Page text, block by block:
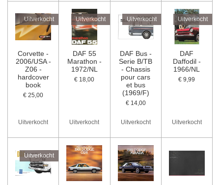
Uitverkocht
Corvette -
2006/USA -
Z06 -
hardcover
book
€ 25,00
Uitverkocht
Uitverkocht
DAF 55
Marathon -
1972/NL
€ 18,00
Uitverkocht
Uitverkocht
DAF Bus -
Serie B/TB
- Chassis
pour cars
et bus
(1969/F)
€ 14,00
Uitverkocht
Uitverkocht
DAF
Daffodil -
1966/NL
€ 9,99
Uitverkocht
Uitverkocht